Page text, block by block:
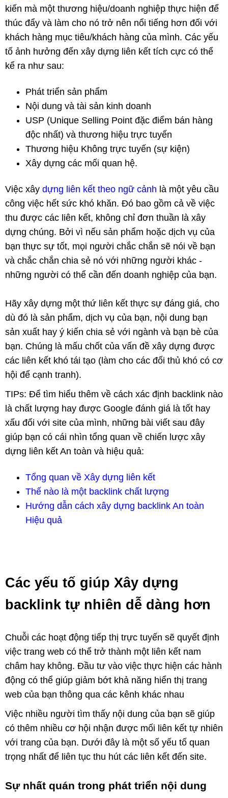
kiến mà một thương hiệu/doanh nghiệp thực hiện để
thúc đẩy và làm cho nó trở nên nổi tiếng hơn đối với
khách hàng mục tiêu/khách hàng của mình. Các yếu
tố ảnh hưởng đến xây dựng liên kết tích cực có thể
kể ra như sau:
Phát triển sản phẩm
Nội dung và tài sản kinh doanh
USP (Unique Selling Point đặc điểm bán hàng
độc nhất) và thương hiệu trực tuyến
Thương hiệu Không trực tuyến (sự kiện)
Xây dựng các mối quan hệ.
Việc xây dựng liên kết theo ngữ cảnh là một yêu cầu
công việc hết sức khó khăn. Đó bao gồm cả về việc
thu được các liên kết, không chỉ đơn thuần là xây
dựng chúng. Bởi vì nếu sản phẩm hoặc dịch vụ của
bạn thực sự tốt, mọi người chắc chắn sẽ nói về bạn
và chắc chắn chia sẻ nó với những người khác -
những người có thể cần đến doanh nghiệp của bạn.
Hãy xây dựng một thứ liên kết thực sự đáng giá, cho
dù đó là sản phẩm, dịch vụ của bạn, nội dung bạn
sản xuất hay ý kiến chia sẻ với ngành và bạn bè của
bạn. Chúng là mấu chốt của vấn đề xây dựng được
các liên kết khó tái tạo (làm cho các đối thủ khó có cơ
hội để cạnh tranh).
TIPs: Để tìm hiểu thêm về cách xác định backlink nào
là chất lượng hay được Google đánh giá là tốt hay
xấu đối với site của mình, những bài viết sau đây
giúp bạn có cái nhìn tổng quan về chiến lược xây
dựng liên kết An toàn và hiệu quả:
Tổng quan về Xây dựng liên kết
Thế nào là một backlink chất lượng
Hướng dẫn cách xây dựng backlink An toàn
Hiệu quả
Các yếu tố giúp Xây dựng
backlink tự nhiên dễ dàng hơn
Chuỗi các hoạt động tiếp thị trực tuyến sẽ quyết định
việc trang web có thể trở thành một liên kết nam
châm hay không. Đầu tư vào việc thực hiện các hành
động có thể giúp giảm bớt khả năng hiển thị trang
web của bạn thông qua các kênh khác nhau
Việc nhiều người tìm thấy nội dung của bạn sẽ giúp
có thêm nhiều cơ hội nhận được mối liên kết tự nhiên
với trang của bạn. Dưới đây là một số yếu tố quan
trọng nhất để liên tục thu hút các liên kết đến site.
Sự nhất quán trong phát triển nội dung